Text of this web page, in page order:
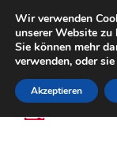
(800)
Zur
Navigation
Zum
Inhalt
Wir verwenden
unserer Website zu
Sie können mehr
verwenden, oder
Akzeptieren